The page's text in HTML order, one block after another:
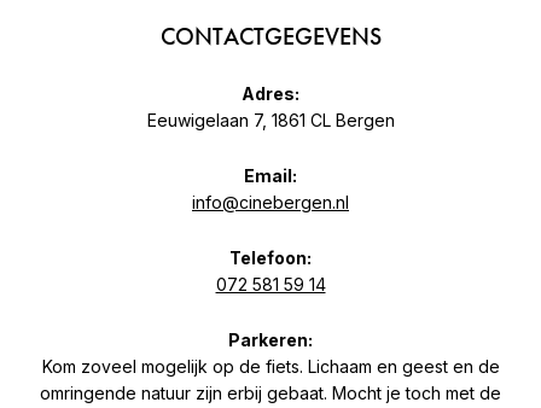
CONTACTGEGEVENS
Adres:
Eeuwigelaan 7, 1861 CL Bergen
Email:
info@cinebergen.nl
Telefoon:
072 581 59 14
Parkeren:
Kom zoveel mogelijk op de fiets. Lichaam en geest en de
omringende natuur zijn erbij gebaat. Mocht je toch met de